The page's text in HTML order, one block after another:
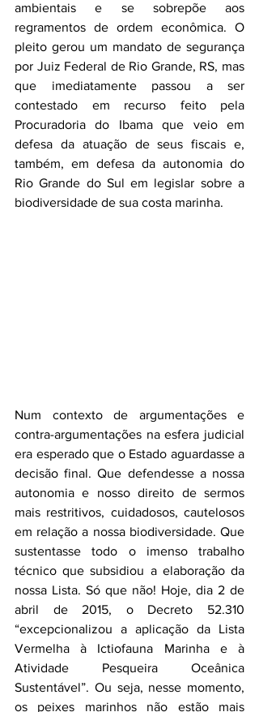
ambientais e se sobrepõe aos
regramentos de ordem econômica. O
pleito gerou um mandato de segurança
por Juiz Federal de Rio Grande, RS, mas
que imediatamente passou a ser
contestado em recurso feito pela
Procuradoria do Ibama que veio em
defesa da atuação de seus fiscais e,
também, em defesa da autonomia do
Rio Grande do Sul em legislar sobre a
biodiversidade de sua costa marinha.
Num contexto de argumentações e
contra-argumentações na esfera judicial
era esperado que o Estado aguardasse a
decisão final. Que defendesse a nossa
autonomia e nosso direito de sermos
mais restritivos, cuidadosos, cautelosos
em relação a nossa biodiversidade. Que
sustentasse todo o imenso trabalho
técnico que subsidiou a elaboração da
nossa Lista. Só que não! Hoje, dia 2 de
abril de 2015, o Decreto 52.310
“excepcionalizou a aplicação da Lista
Vermelha à Ictiofauna Marinha e à
Atividade Pesqueira Oceânica
Sustentável”. Ou seja, nesse momento,
os peixes marinhos não estão mais